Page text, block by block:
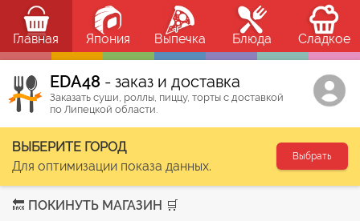
Главная Япония Выпечка Блюда Сладкое
ЕDA48 - заказ и доставка
Заказать суши, роллы, пиццу, торты с доставкой
по Липецкой области.
ВЫБЕРИТЕ ГОРОД
Для оптимизации показа данных.
Выбрать
🔙 ПОКИНУТЬ МАГАЗИН 🛒